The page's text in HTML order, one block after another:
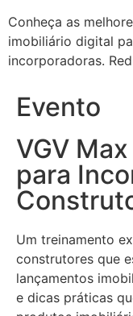
Conheça as
imobiliário digital
incorporadoras.
Evento
VGV
para
Um treinamento
construtores que
lançamentos
e dicas práticas